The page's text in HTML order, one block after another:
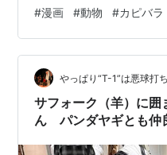
#漫画 #動物 #カピバラ
やっぱり“T-1”は悪球打
サフォーク（羊）に囲
ん パンダヤギとも仲